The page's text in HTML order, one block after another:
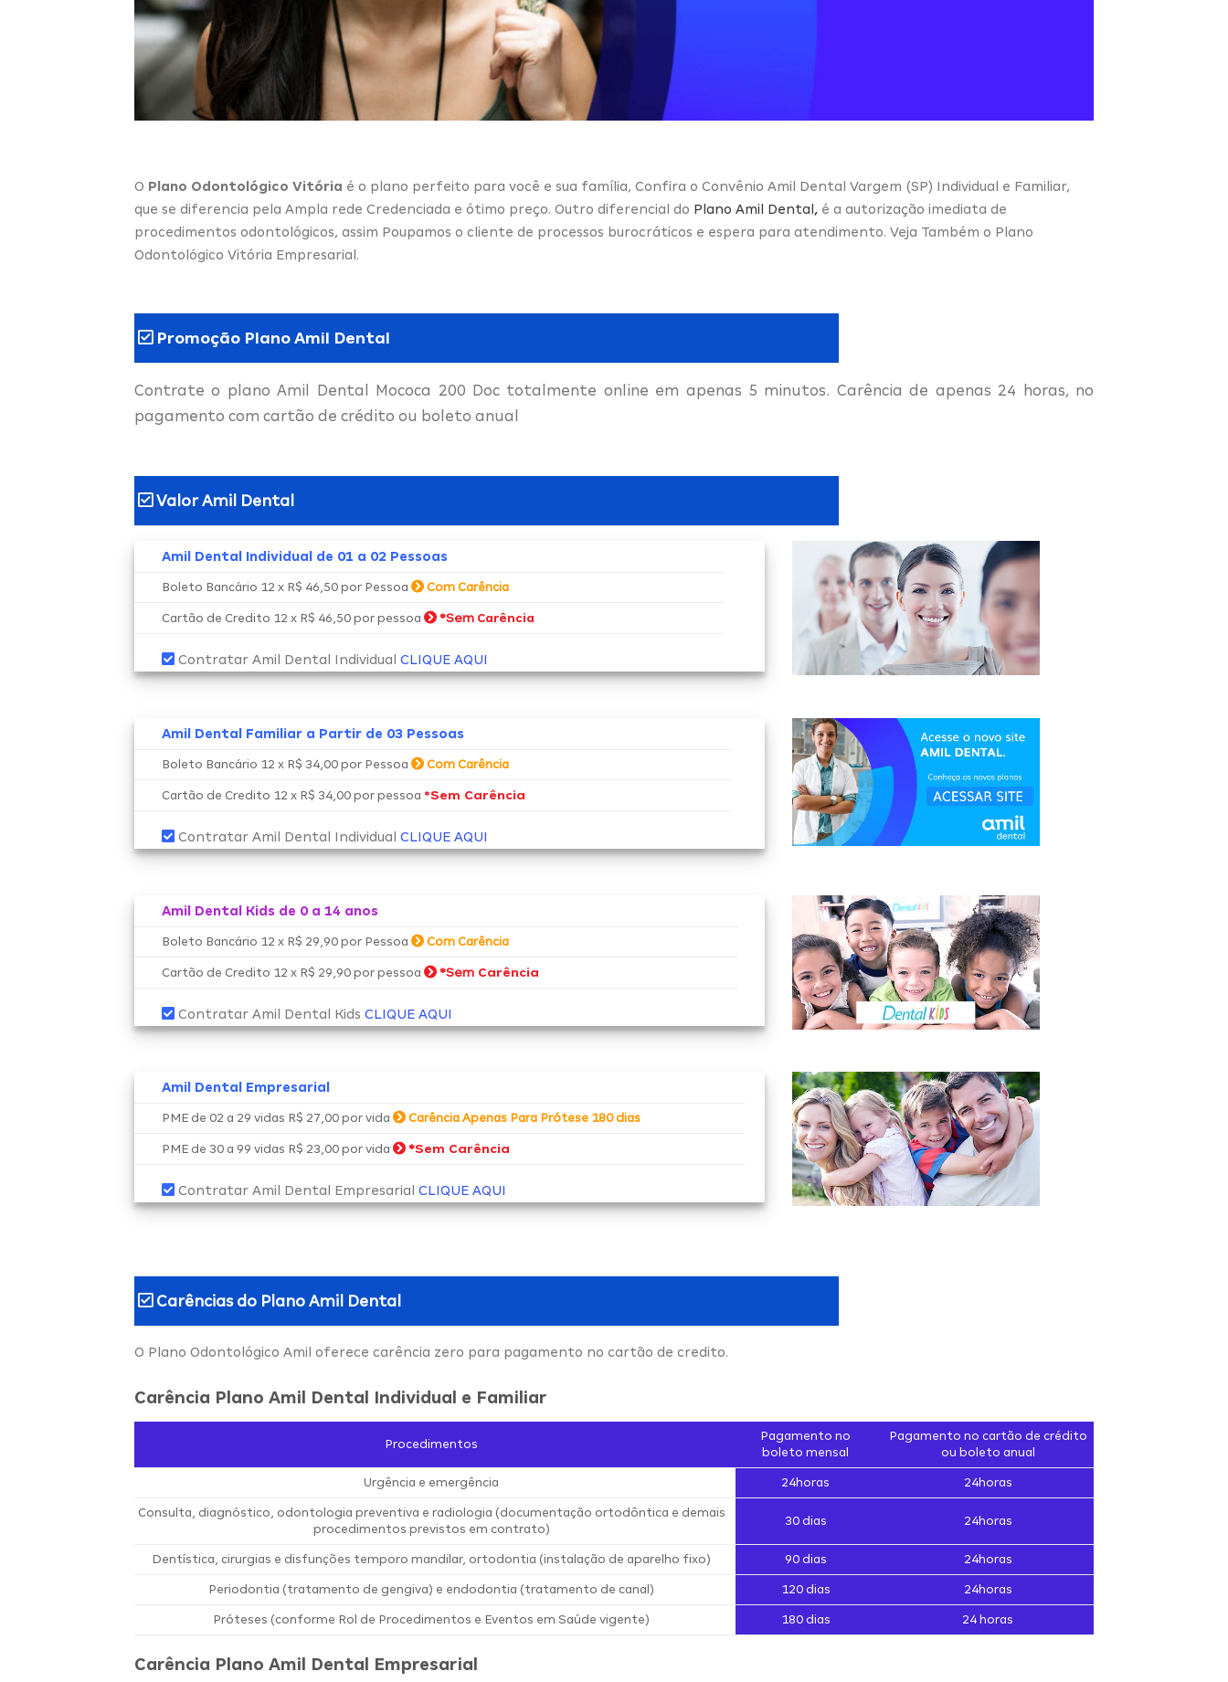
O Plano Odontológico Vitória é o plano perfeito para você e sua família, Confira o Convênio Amil Dental Vargem (SP) Individual e Familiar,
que se diferencia pela Ampla rede Credenciada e ótimo preço. Outro diferencial do Plano Amil Dental , é a autorização imediata de
procedimentos odontológicos, assim Poupamos o cliente de processos burocráticos e espera para atendimento. Veja Também o Plano
Odontológico Vitória Empresarial.
Promoção Plano Amil Dental
Contrate o plano Amil Dental Mococa 200 Doc totalmente online em apenas 5 minutos. Carência de apenas 24 horas, no
pagamento com cartão de crédito ou boleto anual
Valor Amil Dental
Amil Dental Individual de 01 a 02 Pessoas
Boleto Bancário 12 x R$ 46,50 por Pessoa Com Carência
Cartão de Credito 12 x R$ 46,50 por pessoa *Sem Carência
Contratar Amil Dental Individual CLIQUE AQUI
Amil Dental Familiar a Partir de 03 Pessoas
Boleto Bancário 12 x R$ 34,00 por Pessoa Com Carência
Cartão de Credito 12 x R$ 34,00 por pessoa *Sem Carência
Contratar Amil Dental Individual CLIQUE AQUI
Amil Dental Kids de 0 a 14 anos
Boleto Bancário 12 x R$ 29,90 por Pessoa Com Carência
Cartão de Credito 12 x R$ 29,90 por pessoa *Sem Carência
Contratar Amil Dental Kids CLIQUE AQUI
Amil Dental Empresarial
PME de 02 a 29 vidas R$ 27,00 por vida Carência Apenas Para Prótese 180 dias
PME de 30 a 99 vidas R$ 23,00 por vida *Sem Carência
Contratar Amil Dental Empresarial CLIQUE AQUI
Carências do Plano Amil Dental
O Plano Odontológico Amil oferece carência zero para pagamento no cartão de credito.
Carência Plano Amil Dental Individual e Familiar
Procedimentos
Pagamento no
boleto mensal
Pagamento no cartão de crédito
ou boleto anual
Urgência e emergência 24horas 24horas
Consulta, diagnóstico, odontologia preventiva e radiologia (documentação ortodôntica e demais
procedimentos previstos em contrato)
30 dias 24horas
Dentística, cirurgias e disfunções temporo mandilar, ortodontia (instalação de aparelho fixo) 90 dias 24horas
Periodontia (tratamento de gengiva) e endodontia (tratamento de canal) 120 dias 24horas
Próteses (conforme Rol de Procedimentos e Eventos em Saúde vigente) 180 dias 24 horas
Carência Plano Amil Dental Empresarial